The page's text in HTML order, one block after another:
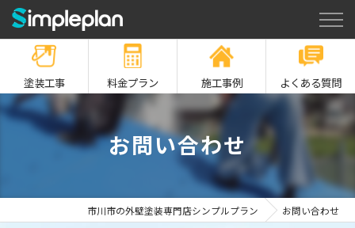
塗装工事 料金プラン 施工事例 よくある質問
お問い合わせ
市川市の外壁塗装専門店シンプルプラン お問い合わせ